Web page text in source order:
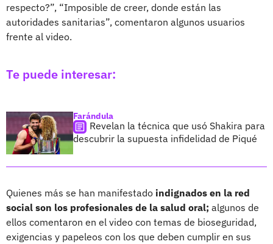
respecto?”, “Imposible de creer, donde están las
autoridades sanitarias”, comentaron algunos usuarios
frente al video.
Te puede interesar:
Farándula
Revelan la técnica que usó Shakira para
descubrir la supuesta infidelidad de Piqué
Quienes más se han manifestado indignados en la red
social son los profesionales de la salud oral; algunos de
ellos comentaron en el video con temas de bioseguridad,
exigencias y papeleos con los que deben cumplir en sus